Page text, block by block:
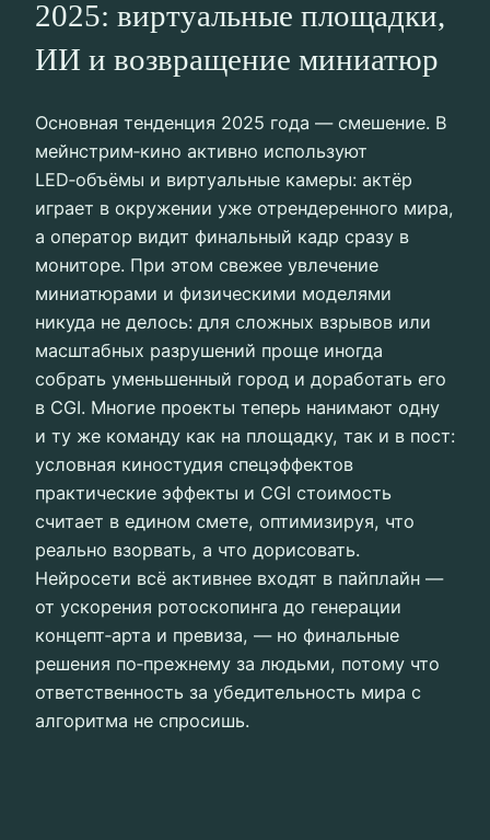
2025: виртуальные площадки,
ИИ и возвращение миниатюр
Основная тенденция 2025 года — смешение. В
мейнстрим‑кино активно используют
LED‑объёмы и виртуальные камеры: актёр
играет в окружении уже отрендеренного мира,
а оператор видит финальный кадр сразу в
мониторе. При этом свежее увлечение
миниатюрами и физическими моделями
никуда не делось: для сложных взрывов или
масштабных разрушений проще иногда
собрать уменьшенный город и доработать его
в CGI. Многие проекты теперь нанимают одну
и ту же команду как на площадку, так и в пост:
условная киностудия спецэффектов
практические эффекты и CGI стоимость
считает в едином смете, оптимизируя, что
реально взорвать, а что дорисовать.
Нейросети всё активнее входят в пайплайн —
от ускорения ротоскопинга до генерации
концепт‑арта и превиза, — но финальные
решения по‑прежнему за людьми, потому что
ответственность за убедительность мира с
алгоритма не спросишь.